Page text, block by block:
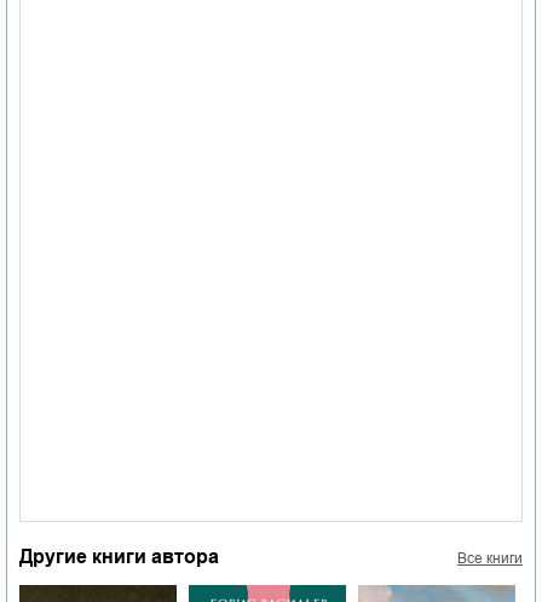
Другие книги автора Все книги